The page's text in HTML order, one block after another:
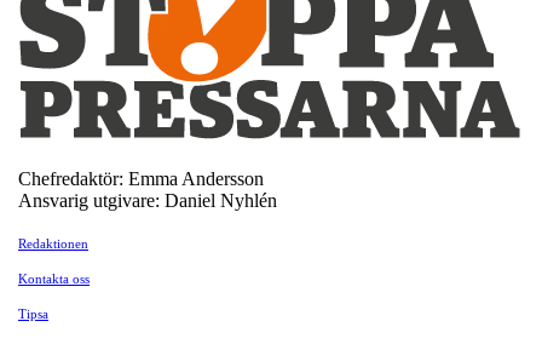
Chefredaktör: Emma Andersson
Ansvarig utgivare: Daniel Nyhlén
Redaktionen
Kontakta oss
Tipsa